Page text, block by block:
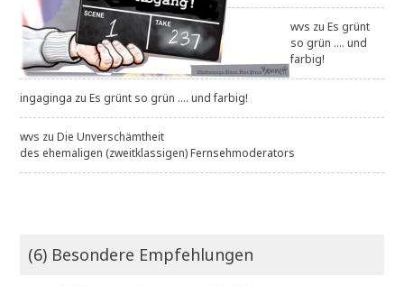
wvs zuEs grünt
so grün .... und
farbig!
ingaginga zuEs grünt so grün .... und farbig!
wvs zuDie Unverschämtheit
des ehemaligen (zweitklassigen) Fernsehmoderators
(6) Besondere Empfehlungen